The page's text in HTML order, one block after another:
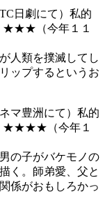
日劇にて）私的
★★★（今年１１
人類を撲滅してし
ップするというお
マ豊洲にて）私的
★★★★（今年１
の子がバケモノの
く。師弟愛、父と
係がおもしろかっ